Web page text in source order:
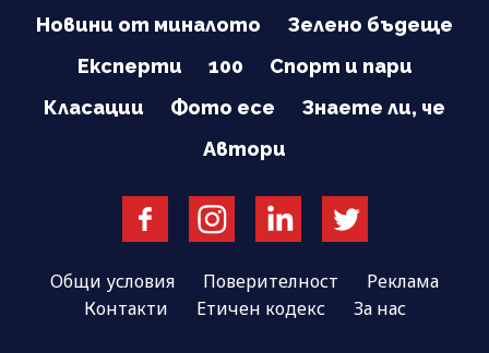
Новини от миналото
Зелено бъдеще
Експерти
100
Спорт и пари
Класации
Фото есе
Знаете ли, че
Автори
Общи условия Поверителност
Реклама
Контакти
Етичен кодекс За нас